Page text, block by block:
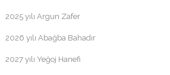
2025 yılı Argun Zafer
2026 yılı Abağba Bahadır
2027 yılı Yeğoj Hanefi